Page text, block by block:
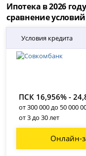
Ипотека в 2026
сравнение условий
Условия кредита
ПСК 16,956% -
от 300 000 до 50 000
от 3 до 30 лет
Онлайн-